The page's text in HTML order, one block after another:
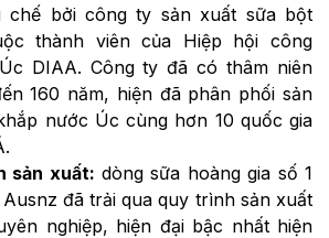
chế bởi công ty sản xuất sữa bột
thành viên của Hiệp hội công
DIAA. Công ty đã có thâm niên
160 năm, hiện đã phân phối sản
nước Úc cùng hơn 10 quốc gia
sản xuất: dòng sữa hoàng gia số 1
đã trải qua quy trình sản xuất
nghiệp, hiện đại bậc nhất hiện